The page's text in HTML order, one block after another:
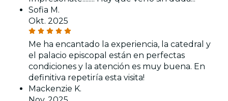
Sofia M.
Okt. 2025
Me ha encantado la experiencia, la catedral y
el palacio episcopal están en perfectas
condiciones y la atención es muy buena. En
definitiva repetiría esta visita!
Mackenzie K.